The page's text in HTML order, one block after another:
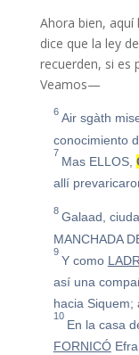
Ahora bien,
dice que la ley
recuerden, si es
Veamos—
6 Air sgàth
conocimiento
7
Mas ELLOS,
allí
8 Galaad,
MANCHADA
9
Y como
así una
hacia Siquem;
10
En la casa
FORNICÓ